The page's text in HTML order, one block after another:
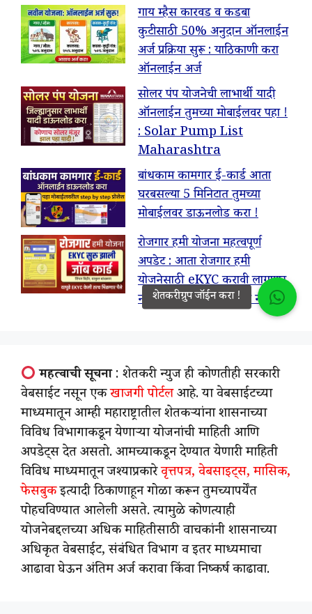
गाय म्हैस कारवड व कडबा
कुटीसाठी 50% अनुदान ऑनलाईन
अर्ज प्रक्रिया सुरू : याठिकाणी करा
ऑनलाईन अर्ज
सोलर पंप योजनेची लाभार्थी यादी
ऑनलाईन तुमच्या मोबाईलवर पहा !
: Solar Pump List
Maharashtra
बांधकाम कामगार ई-कार्ड आता
घरबसल्या 5 मिनिटात तुमच्या
मोबाईलवर डाऊनलोड करा !
रोजगार हमी योजना महत्वपूर्ण
अपडेट : आता रोजगार हमी
योजनेसाठी eKYC करावी लागणार,
नाहीतर यापुढे पैसे मिळणार नाहीत
महत्वाची सूचना: शेतकरी न्युज ही कोणतीही सरकारी
वेबसाईट नसून एकखाजगी पोर्टलआहे. या वेबसाईटच्या
माध्यमातून आम्ही महाराष्ट्रातील शेतकऱ्यांना शासनाच्या
विविध विभागाकडून येणाऱ्या योजनांची माहिती आणि
अपडेट्स देत असतो. आमच्याकडून देण्यात येणारी माहिती
विविध माध्यमातून जश्याप्रकारेवृत्तपत्र, वेबसाइट्स, मासिक,
फेसबुकइत्यादी ठिकाणाहून गोळा करून तुमच्यापर्येंत
पोहचविण्यात आलेली असते. त्यामुळे कोणत्याही
योजनेबद्दलच्या अधिक माहितीसाठी वाचकांनी शासनाच्या
अधिकृत वेबसाईट, संबंधित विभाग व इतर माध्यमाचा
आढावा घेऊन अंतिम अर्ज करावा किंवा निष्कर्ष काढावा.